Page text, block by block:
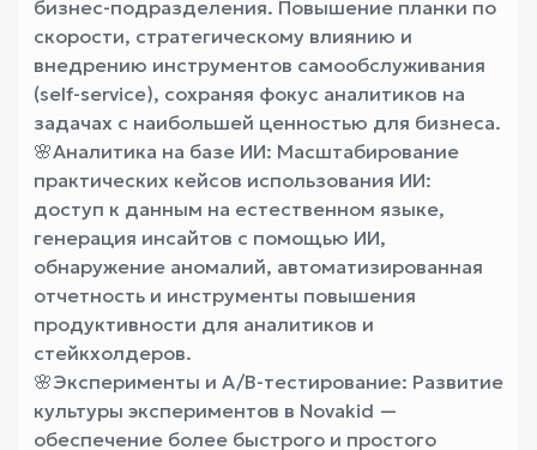
бизнес-подразделения. Повышение планки по
скорости, стратегическому влиянию и
внедрению инструментов самообслуживания
(self-service), сохраняя фокус аналитиков на
задачах с наибольшей ценностью для бизнеса.
🌸Аналитика на базе ИИ: Масштабирование
практических кейсов использования ИИ:
доступ к данным на естественном языке,
генерация инсайтов с помощью ИИ,
обнаружение аномалий, автоматизированная
отчетность и инструменты повышения
продуктивности для аналитиков и
стейкхолдеров.
🌸Эксперименты и A/B-тестирование: Развитие
культуры экспериментов в Novakid —
обеспечение более быстрого и простого